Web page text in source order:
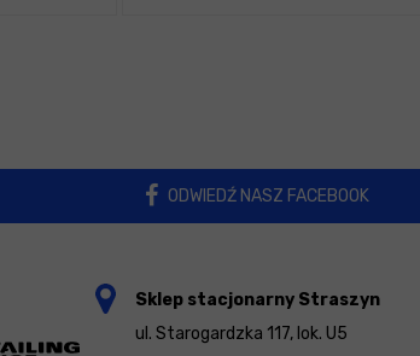
ODWIEDŹ NASZ FACEBOOK
Sklep stacjonarny Straszyn
ul. Starogardzka 117, lok. U5